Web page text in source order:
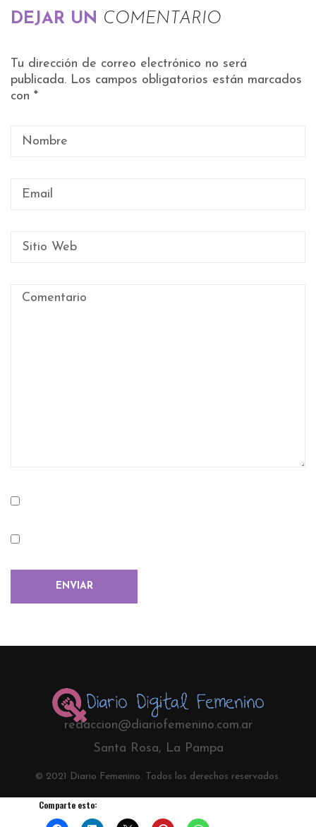
DEJAR UN COMENTARIO
Tu dirección de correo electrónico no será
publicada. Los campos obligatorios están marcados
con *
redaccion@diariofemenino.com.ar
Santa Rosa, La Pampa
© 2021 Diario Femenino. Todos los derechos reservados.
Comparte esto: